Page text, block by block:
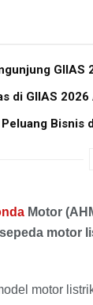
di GIIAS
Bisnis
Motor
motor
motor